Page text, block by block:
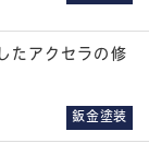
たアクセラの修
鈑金塗装